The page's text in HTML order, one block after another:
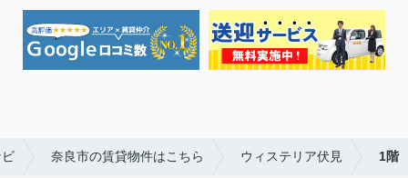
奈良市の賃貸物件はこちら ウィステリア伏見 1階